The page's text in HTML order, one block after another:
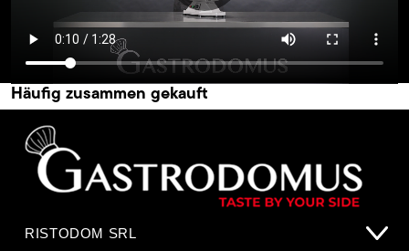
Häufig zusammen gekauft
RISTODOM SRL